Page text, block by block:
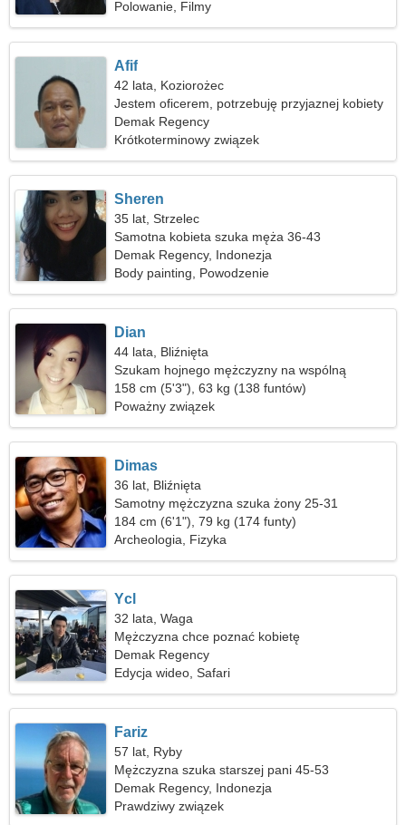
Polowanie, Filmy
Afif
42 lata, Koziorożec
Jestem oficerem, potrzebuję przyjaznej kobiety
Demak Regency
Krótkoterminowy związek
Sheren
35 lat, Strzelec
Samotna kobieta szuka męża 36-43
Demak Regency, Indonezja
Body painting, Powodzenie
Dian
44 lata, Bliźnięta
Szukam hojnego mężczyzny na wspólną
wycieczkę
158 cm (5'3"), 63 kg (138 funtów)
Poważny związek
Dimas
36 lat, Bliźnięta
Samotny mężczyzna szuka żony 25-31
184 cm (6'1"), 79 kg (174 funty)
Archeologia, Fizyka
Ycl
32 lata, Waga
Mężczyzna chce poznać kobietę
Demak Regency
Edycja wideo, Safari
Fariz
57 lat, Ryby
Mężczyzna szuka starszej pani 45-53
Demak Regency, Indonezja
Prawdziwy związek